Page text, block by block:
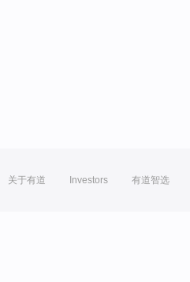
关于有道 Investors 有道智选